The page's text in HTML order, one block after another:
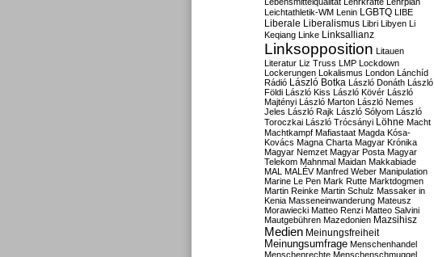
Leichtathletik-WM Lenin LGBTQ LIBE
Liberale Liberalismus Libri Libyen Li
Keqiang Linke Linksallianz
Linksopposition Litauen
Literatur Liz Truss LMP Lockdown
Lockerungen Lokalismus London Lánchíd
Rádió
László Botka László Donáth László
Földi László Kiss László Kövér László
Majtényi László Marton László Nemes
Jeles László Rajk László Sólyom László
Toroczkai László Trócsányi Löhne Macht
Machtkampf Mafiastaat Magda Kósa-
Kovács Magna Charta Magyar Krónika
Magyar Nemzet Magyar Posta Magyar
Telekom Mahnmal Maidan Makkabiade
MAL MALÉV Manfred Weber Manipulation
Marine Le Pen Mark Rutte Marktdogmen
Martin Reinke Martin Schulz Massaker in
Kenia Masseneinwanderung Mateusz
Morawiecki Matteo Renzi Matteo Salvini
Mautgebühren Mazedonien Mazsihisz
Medien Meinungsfreiheit
Meinungsumfrage Menschenhandel
Menschenrechte Menschenschmuggel